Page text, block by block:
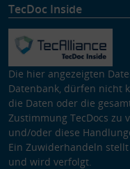
TecDoc Inside
Die hier angezeigten
Datenbank, dürfen nicht
die Daten oder die
Zustimmung TecDocs zu
und/oder diese
Ein Zuwiderhandeln
und wird verfolgt.